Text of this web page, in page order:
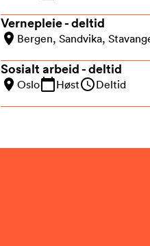
Vernepleie - deltid
Bergen, Sandvika,
Sosialt arbeid - deltid
Oslo Høst Deltid